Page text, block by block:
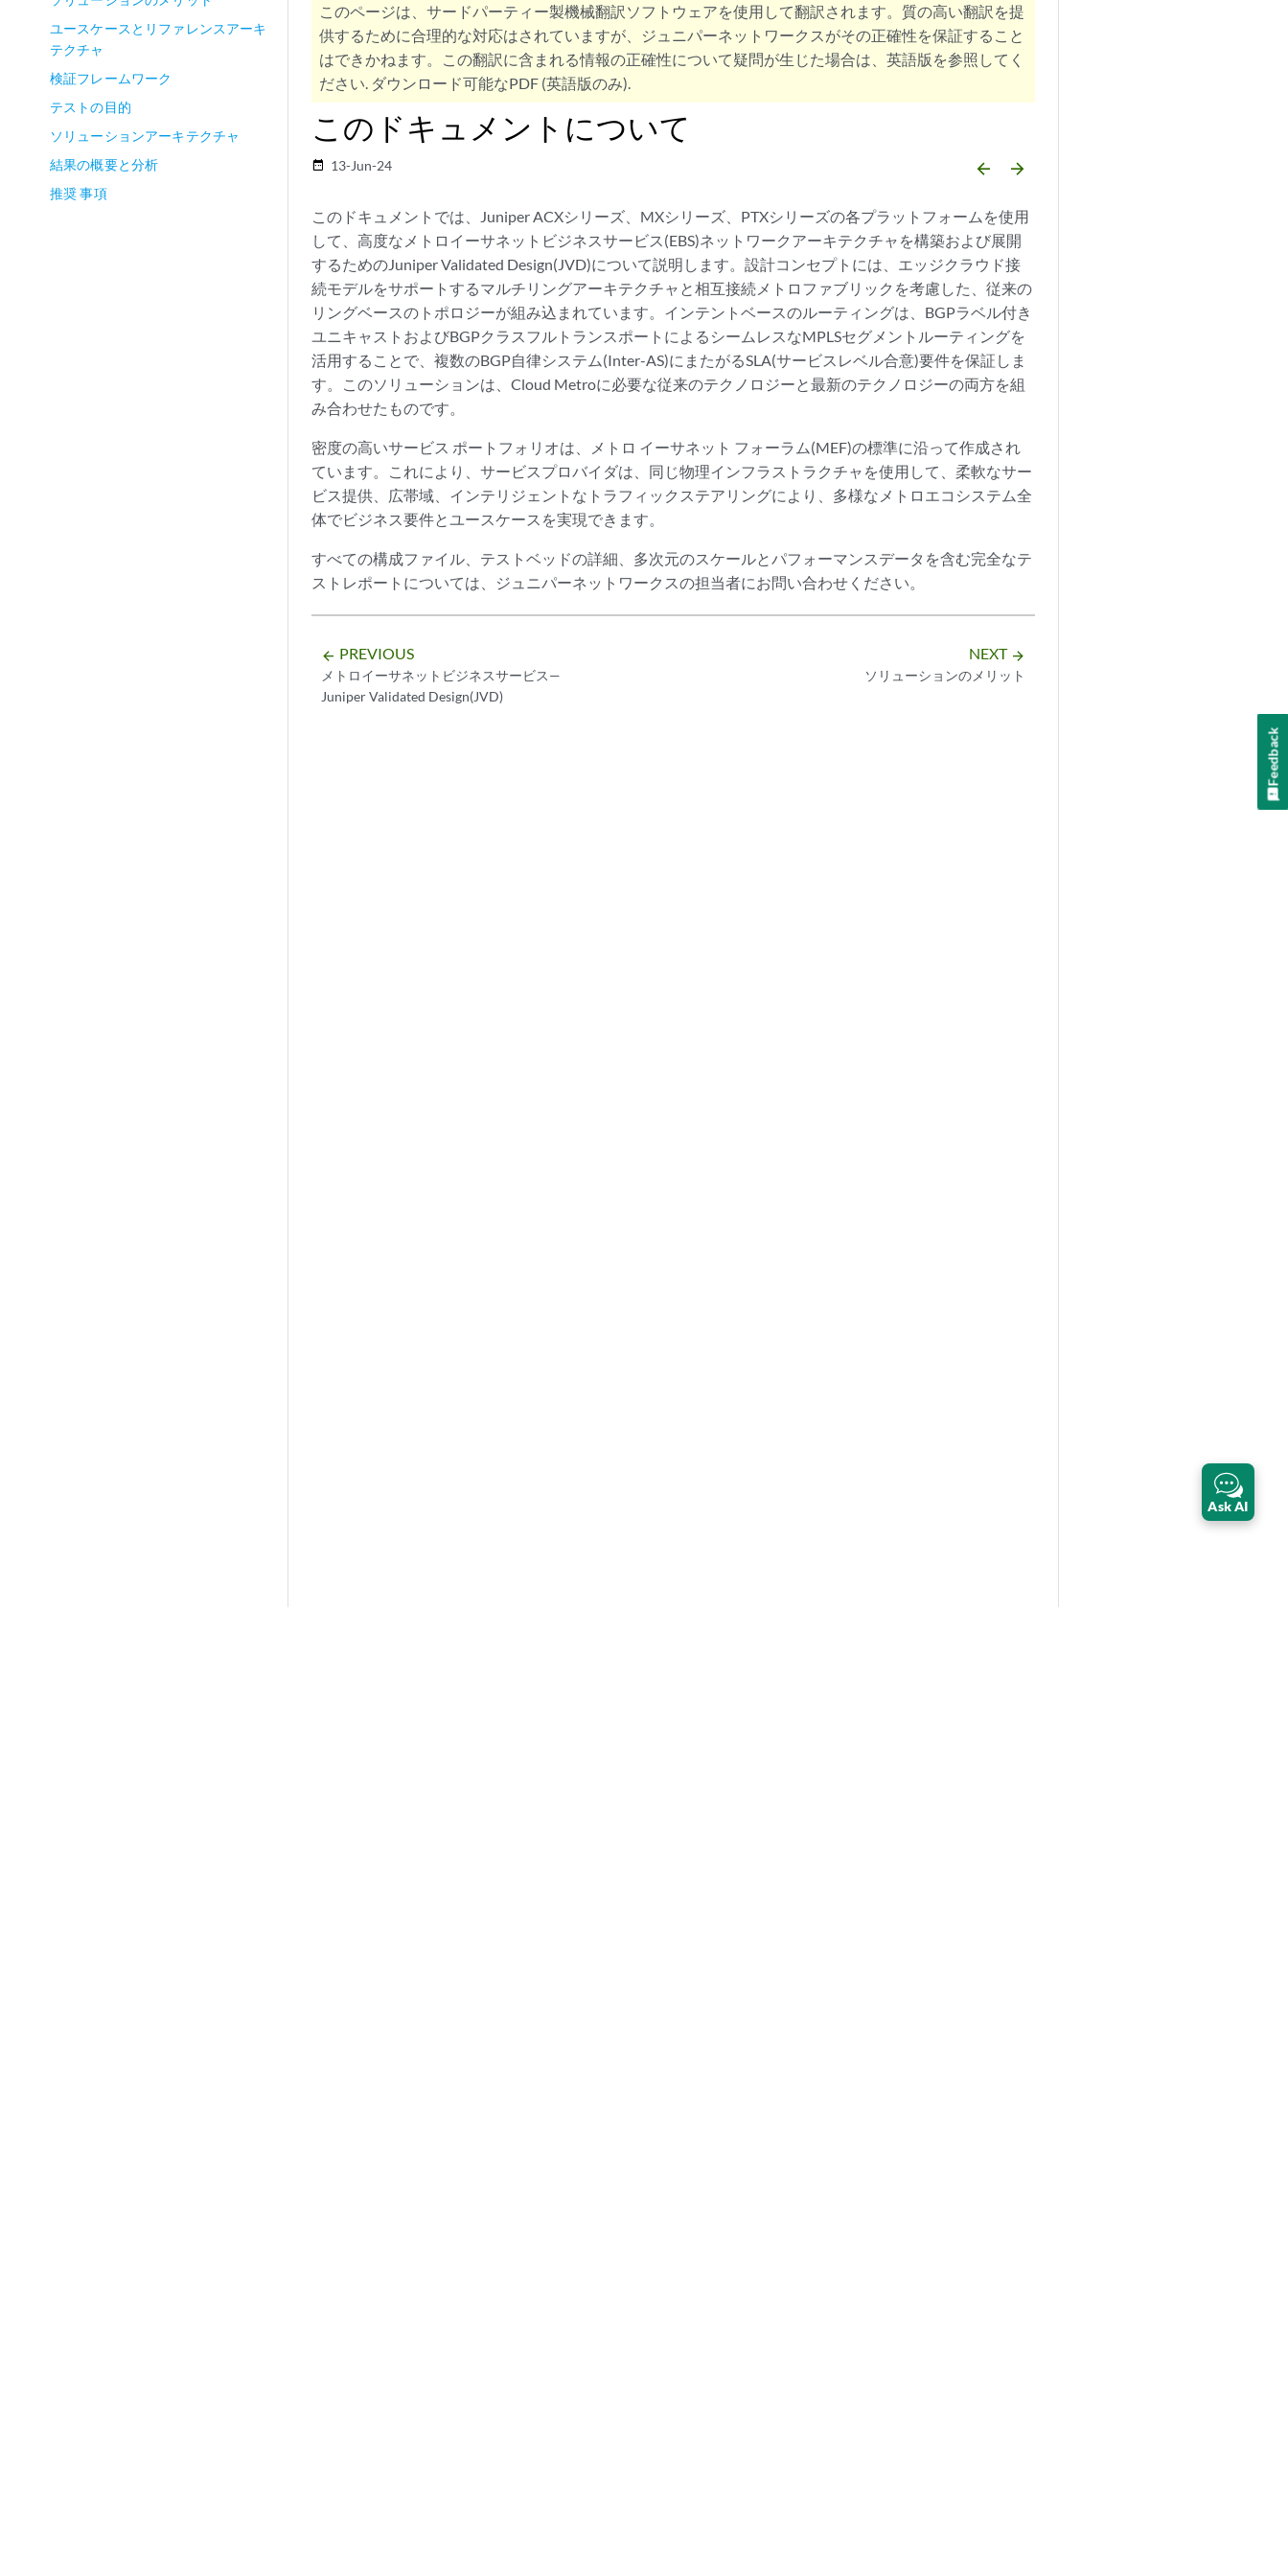
ユースケースとリファレンスアーキ
テクチャ
検証フレームワーク
テストの目的
ソリューションアーキテクチャ
結果の概要と分析
推奨 事項
このページは、サードパーティー製機械翻訳ソフトウェアを使用して翻訳されます。質の高い翻訳を提
供するために合理的な対応はされていますが、ジュニパーネットワークスがその正確性を保証すること
はできかねます。この翻訳に含まれる情報の正確性について疑問が生じた場合は、英語版を参照してく
ださい. ダウンロード可能なPDF (英語版のみ).
このドキュメントについて
date_range 13-Jun-24 arrow_backward arrow_forward
このドキュメントでは、Juniper ACXシリーズ、MXシリーズ、PTXシリーズの各プラットフォームを使用
して、高度なメトロイーサネットビジネスサービス(EBS)ネットワークアーキテクチャを構築および展開
するためのJuniper Validated Design(JVD)について説明します。設計コンセプトには、エッジクラウド接
続モデルをサポートするマルチリングアーキテクチャと相互接続メトロファブリックを考慮した、従来の
リングベースのトポロジーが組み込まれています。インテントベースのルーティングは、BGPラベル付き
ユニキャストおよびBGPクラスフルトランスポートによるシームレスなMPLSセグメントルーティングを
活用することで、複数のBGP自律システム(Inter-AS)にまたがるSLA(サービスレベル合意)要件を保証しま
す。このソリューションは、Cloud Metroに必要な従来のテクノロジーと最新のテクノロジーの両方を組
み合わせたものです。
密度の高いサービス ポートフォリオは、メトロ イーサネット フォーラム(MEF)の標準に沿って作成され
ています。これにより、サービスプロバイダは、同じ物理インフラストラクチャを使用して、柔軟なサー
ビス提供、広帯域、インテリジェントなトラフィックステアリングにより、多様なメトロエコシステム全
体でビジネス要件とユースケースを実現できます。
すべての構成ファイル、テストベッドの詳細、多次元のスケールとパフォーマンスデータを含む完全なテ
ストレポートについては、ジュニパーネットワークスの担当者にお問い合わせください。
arrow_backward PREVIOUS
メトロイーサネットビジネスサービス—
Juniper Validated Design(JVD)
NEXT arrow_forward
ソリューションのメリット
Ask AI
Feedback